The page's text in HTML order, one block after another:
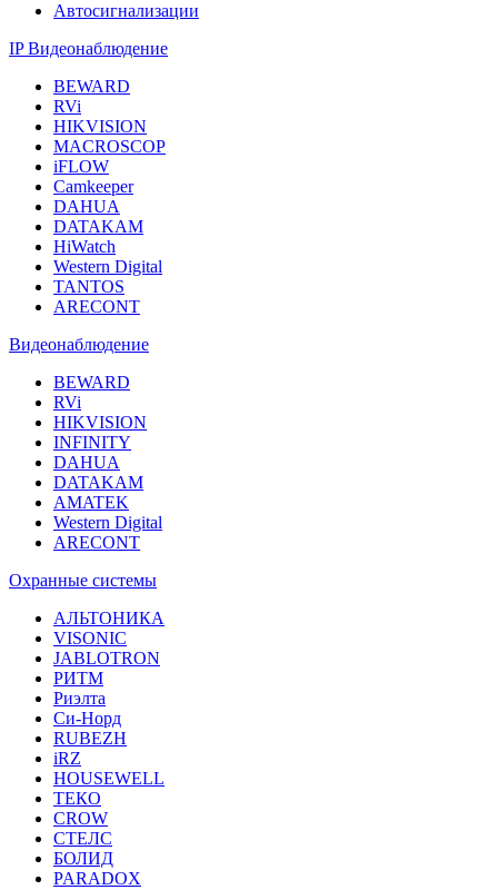
Автосигнализации
IP Видеонаблюдение
BEWARD
RVi
HIKVISION
MACROSCOP
iFLOW
Camkeeper
DAHUA
DATAKAM
HiWatch
Western Digital
TANTOS
ARECONT
Видеонаблюдение
BEWARD
RVi
HIKVISION
INFINITY
DAHUA
DATAKAM
AMATEK
Western Digital
ARECONT
Охранные системы
АЛЬТОНИКА
VISONIC
JABLOTRON
РИТМ
Риэлта
Си-Норд
RUBEZH
iRZ
HOUSEWELL
ТЕКО
CROW
СТЕЛС
БОЛИД
PARADOX